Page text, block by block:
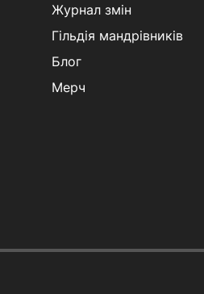
Журнал змін
Гільдія мандрівників
Блог
Мерч